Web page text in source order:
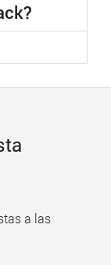
a las